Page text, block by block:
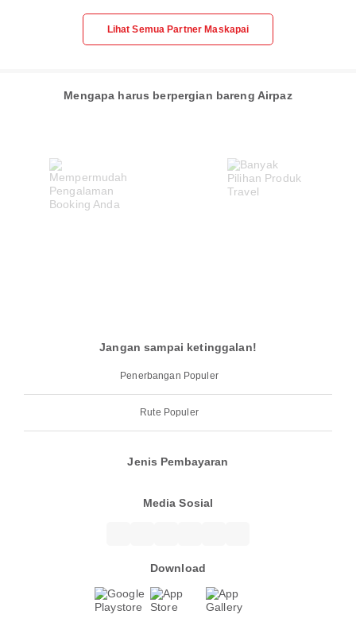
Lihat Semua Partner Maskapai
Mengapa harus berpergian bareng Airpaz
Jangan sampai ketinggalan!
Penerbangan Populer
Rute Populer
Jenis Pembayaran
Media Sosial
Download